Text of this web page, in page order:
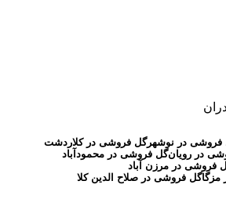
فروشی در نوشهرگل فروشی در کلاردشت
در رویانگل فروشی در محمودآباد
فروشی در مرزن آباد
مزگاگل فروشی در صلاح الدین کلا